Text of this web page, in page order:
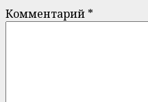
Комментарий *